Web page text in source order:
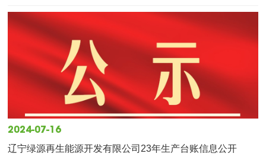
2024-07-16
辽宁绿源再生能源开发有限公司23年生产台账信息公开